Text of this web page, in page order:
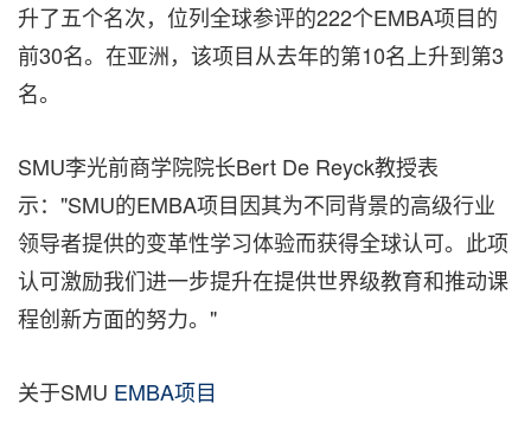
升了五个名次，位列全球参评的222个EMBA项目的
前30名。在亚洲，该项目从去年的第10名上升到第3
名。
SMU李光前商学院院长Bert De Reyck教授表
示："SMU的EMBA项目因其为不同背景的高级行业
领导者提供的变革性学习体验而获得全球认可。此项
认可激励我们进一步提升在提供世界级教育和推动课
程创新方面的努力。"
关于SMU EMBA项目